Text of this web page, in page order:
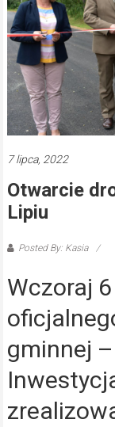
7 lipca, 2022
Otwarcie
Lipiu
Posted By: Kasia
Wczoraj
gminnej